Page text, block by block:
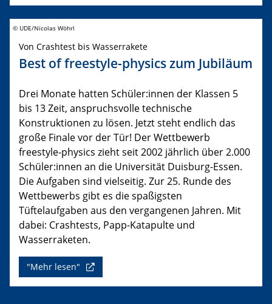
© UDE/Nicolas Wöhrl
Von Crashtest bis Wasserrakete
Best of freestyle-physics zum Jubiläum
Drei Monate hatten Schüler:innen der Klassen 5
bis 13 Zeit, anspruchsvolle technische
Konstruktionen zu lösen. Jetzt steht endlich das
große Finale vor der Tür! Der Wettbewerb
freestyle-physics zieht seit 2002 jährlich über 2.000
Schüler:innen an die Universität Duisburg-Essen.
Die Aufgaben sind vielseitig. Zur 25. Runde des
Wettbewerbs gibt es die spaßigsten
Tüftelaufgaben aus den vergangenen Jahren. Mit
dabei: Crashtests, Papp-Katapulte und
Wasserraketen.
"Mehr lesen"